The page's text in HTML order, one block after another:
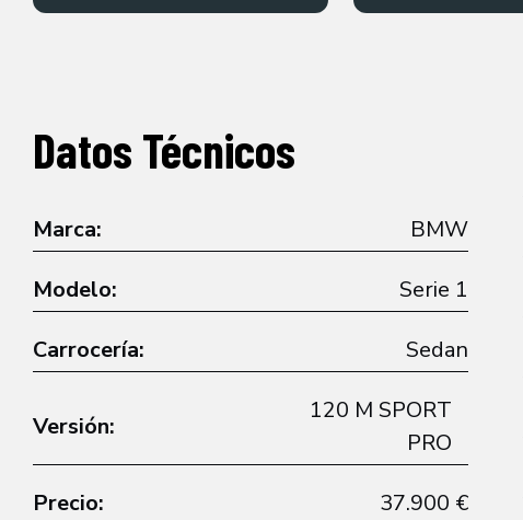
Datos Técnicos
Marca: BMW
Modelo: Serie 1
Carrocería: Sedan
Versión:
120 M SPORT
PRO
Precio: 37.900 €